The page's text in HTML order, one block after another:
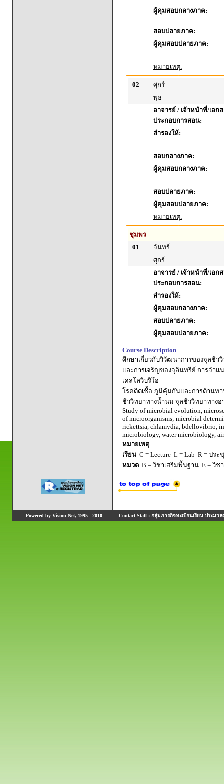
ผู้คุมสอบกลางภาค:
สอบปลายภาค:
ผู้คุมสอบปลายภาค:
หมายเหตุ:
02
ศุกร์
พุธ
อาจารย์ / เจ้าหน้าที่/เอก
ประกอบการสอน:
สำรองให้:
สอบกลางภาค:
ผู้คุมสอบกลางภาค:
สอบปลายภาค:
ผู้คุมสอบปลายภาค:
หมายเหตุ:
ชุมพร
01
จันทร์
ศุกร์
อาจารย์ / เจ้าหน้าที่/เอก
ประกอบการสอน:
สำรองให้:
ผู้คุมสอบกลางภาค:
สอบปลายภาค:
ผู้คุมสอบปลายภาค:
Course Description
ศึกษาเกี่ยวกับวิวัฒนาการของจุลชีว
และการเจริญของจุลินทรีย์ การจำแ
เคลโลวิบริโอ
โรคติดเชื้อ ภูมิคุ้มกันและการต้านท
ชีววิทยาทางน้ำนม จุลชีววิทยาทาง
Study of microbial evolution,
of microorganisms; microbial
rickettsia, chlamydia, bdellovibrio,
microbiology, water microbiology,
หมายเหตุ
เรียน C = Lecture L = Lab R = ประ
หมวด B = วิชาเสริมพื้นฐาน E = วิช
Powered by Vision Net, 1995 - 2010 Contact Staff : กลุ่มภารกิจทะเบียนเรียน ประมวล